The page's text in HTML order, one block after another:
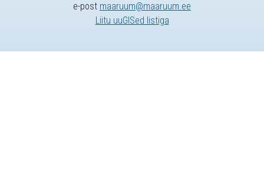
e-post maaruum@maaruum.ee
Liitu uuGISed listiga